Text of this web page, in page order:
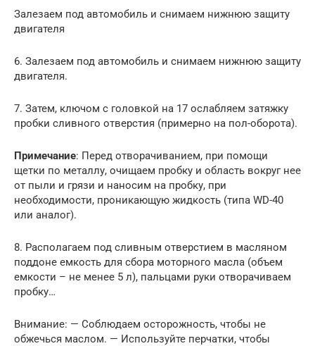
Залезаем под автомобиль и снимаем нижнюю защиту
двигателя
6. Залезаем под автомобиль и снимаем нижнюю защиту
двигателя.
7. Затем, ключом с головкой на 17 ослабляем затяжку
пробки сливного отверстия (примерно на пол-оборота).
Примечание: Перед отворачиванием, при помощи
щетки по металлу, очищаем пробку и область вокруг нее
от пыли и грязи и наносим на пробку, при
необходимости, проникающую жидкость (типа WD-40
или аналог).
8. Располагаем под сливным отверстием в масляном
поддоне емкость для сбора моторного масла (объем
емкости – не менее 5 л), пальцами руки отворачиваем
пробку…
Внимание: — Соблюдаем осторожность, чтобы не
обжечься маслом. — Используйте перчатки, чтобы